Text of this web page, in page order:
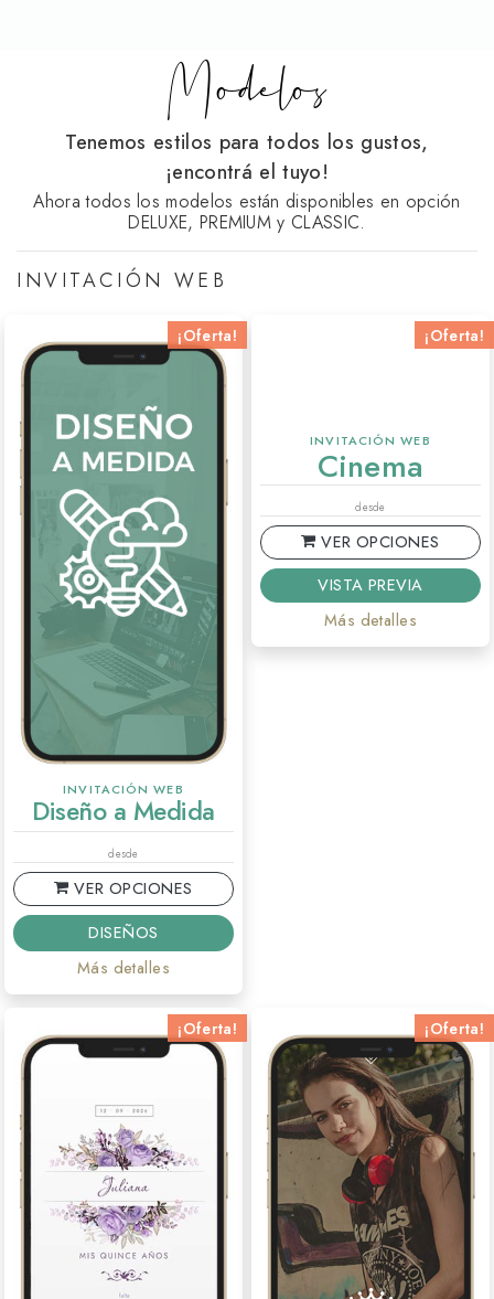
Modelos
Tenemos estilos para todos los gustos,
¡encontrá el tuyo!
Ahora todos los modelos están disponibles en opción
DELUXE, PREMIUM y CLASSIC.
INVITACIÓN WEB
¡Oferta!
INVITACIÓN WEB
Diseño a Medida
desde
VER OPCIONES
DISEÑOS
Más detalles
¡Oferta!
INVITACIÓN WEB
Cinema
desde
VER OPCIONES
VISTA PREVIA
Más detalles
¡Oferta! ¡Oferta!